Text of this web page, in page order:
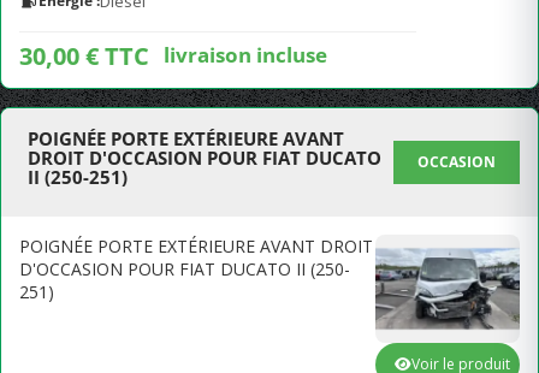
30,00 € TTC livraison incluse
POIGNÉE PORTE EXTÉRIEURE AVANT
DROIT D'OCCASION POUR FIAT DUCATO
II (250-251)
OCCASION
POIGNÉE PORTE EXTÉRIEURE AVANT DROIT
D'OCCASION POUR FIAT DUCATO II (250-
251)
Voir le produit